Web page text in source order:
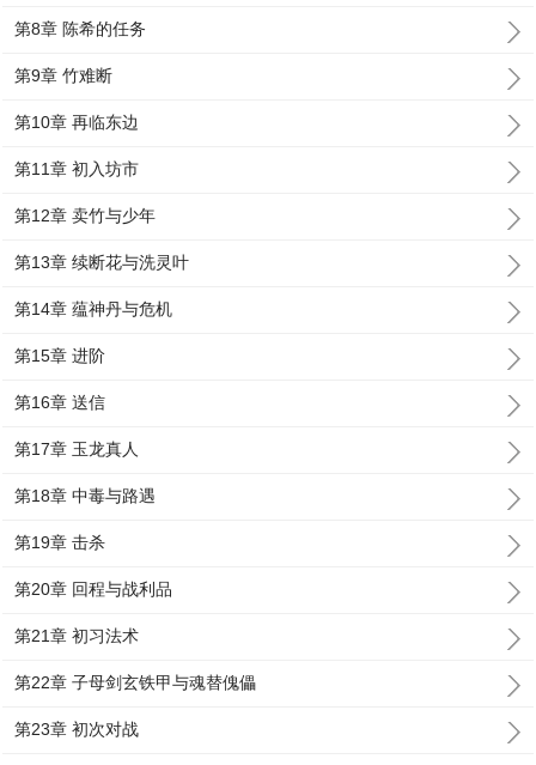
第8章 陈希的任务
第9章 竹难断
第10章 再临东边
第11章 初入坊市
第12章 卖竹与少年
第13章 续断花与洗灵叶
第14章 蕴神丹与危机
第15章 进阶
第16章 送信
第17章 玉龙真人
第18章 中毒与路遇
第19章 击杀
第20章 回程与战利品
第21章 初习法术
第22章 子母剑玄铁甲与魂替傀儡
第23章 初次对战